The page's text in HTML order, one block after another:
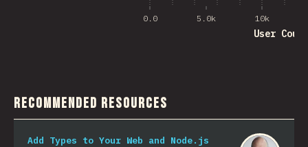
0.0 5.0k 10k
User Count
Recommended Resources
Add Types to Your Web and Node.js